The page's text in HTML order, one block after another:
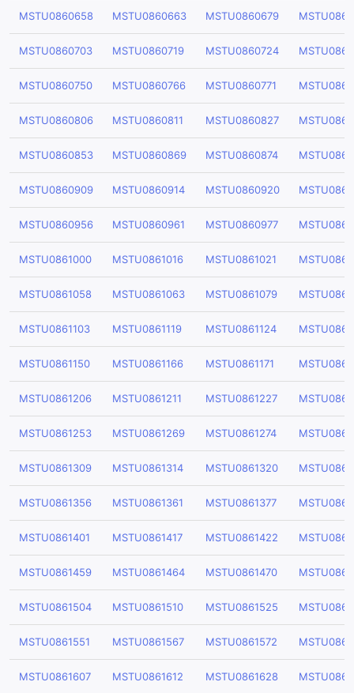
MSTU0860658 MSTU0860663 MSTU0860679
MSTU0860703 MSTU0860719 MSTU0860724
MSTU0860750 MSTU0860766 MSTU0860771
MSTU0860806 MSTU0860811 MSTU0860827
MSTU0860853 MSTU0860869 MSTU0860874
MSTU0860909 MSTU0860914 MSTU0860920
MSTU0860956 MSTU0860961 MSTU0860977
MSTU0861000 MSTU0861016 MSTU0861021
MSTU0861058 MSTU0861063 MSTU0861079
MSTU0861103 MSTU0861119 MSTU0861124
MSTU0861150 MSTU0861166 MSTU0861171
MSTU0861206 MSTU0861211 MSTU0861227
MSTU0861253 MSTU0861269 MSTU0861274
MSTU0861309 MSTU0861314 MSTU0861320
MSTU0861356 MSTU0861361 MSTU0861377
MSTU0861401 MSTU0861417 MSTU0861422
MSTU0861459 MSTU0861464 MSTU0861470
MSTU0861504 MSTU0861510 MSTU0861525
MSTU0861551 MSTU0861567 MSTU0861572
MSTU0861607 MSTU0861612 MSTU0861628